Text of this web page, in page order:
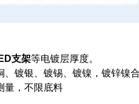
支架等电镀层厚度。
镀银、镀锡、镀镍，镀锌镍
量，不限底料